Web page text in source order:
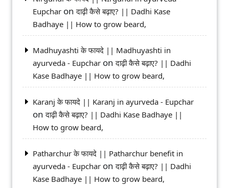
Eupchar onदाढ़ी कैसे बढ़ाए? || Dadhi Kase
Badhaye || How to grow beard,
Madhuyashti के फायदे || Madhuyashti in
ayurveda - Eupchar onदाढ़ी कैसे बढ़ाए? || Dadhi
Kase Badhaye || How to grow beard,
Karanj के फायदे || Karanj in ayurveda - Eupchar
onदाढ़ी कैसे बढ़ाए? || Dadhi Kase Badhaye ||
How to grow beard,
Patharchur के फायदे || Patharchur benefit in
ayurveda - Eupchar onदाढ़ी कैसे बढ़ाए? || Dadhi
Kase Badhaye || How to grow beard,